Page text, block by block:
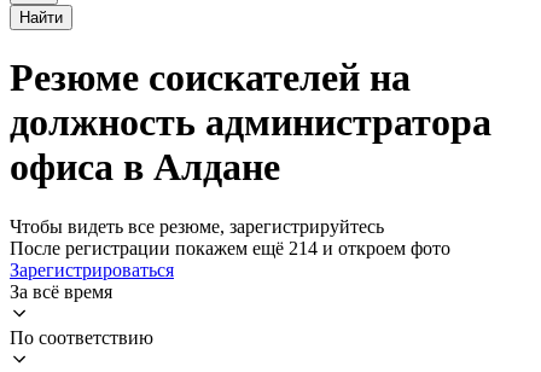
Найти
Резюме соискателей на
должность администратора
офиса в Алдане
Чтобы видеть все резюме, зарегистрируйтесь
После регистрации покажем ещё 214 и откроем фото
Зарегистрироваться
За всё время
По соответствию